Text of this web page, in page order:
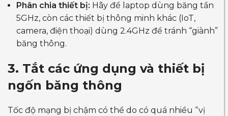
Phân chia thiết bị: Hãy để laptop dùng băng tần
5GHz, còn các thiết bị thông minh khác (IoT,
camera, điện thoại) dùng 2.4GHz để tránh “giành”
băng thông.
3. Tắt các ứng dụng và thiết bị
ngốn băng thông
Tốc độ mạng bị chậm có thể do có quá nhiều “vị